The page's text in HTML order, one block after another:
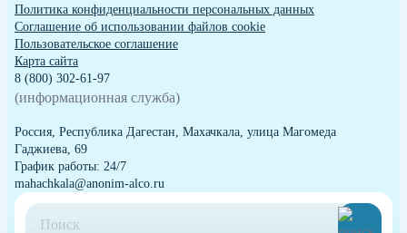
Политика конфиденциальности персональных данных
Cоглашение об использовании файлов cookie
Пользовательское соглашение
Карта сайта
8 (800) 302-61-97
(информационная служба)
Россия, Республика Дагестан, Махачкала, улица Магомеда
Гаджиева, 69
График работы: 24/7
mahachkala@anonim-alco.ru